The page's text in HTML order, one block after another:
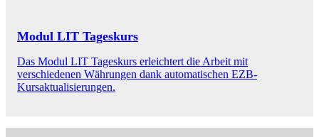
Modul LIT Tageskurs
Das Modul LIT Tageskurs erleichtert die Arbeit mit
verschiedenen Währungen dank automatischen EZB-
Kursaktualisierungen.